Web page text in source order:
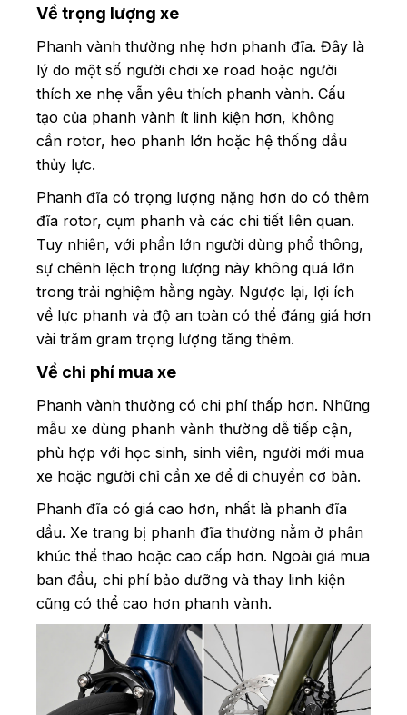
Về trọng lượng xe
Phanh vành thường nhẹ hơn phanh đĩa. Đây là
lý do một số người chơi xe road hoặc người
thích xe nhẹ vẫn yêu thích phanh vành. Cấu
tạo của phanh vành ít linh kiện hơn, không
cần rotor, heo phanh lớn hoặc hệ thống dầu
thủy lực.
Phanh đĩa có trọng lượng nặng hơn do có thêm
đĩa rotor, cụm phanh và các chi tiết liên quan.
Tuy nhiên, với phần lớn người dùng phổ thông,
sự chênh lệch trọng lượng này không quá lớn
trong trải nghiệm hằng ngày. Ngược lại, lợi ích
về lực phanh và độ an toàn có thể đáng giá hơn
vài trăm gram trọng lượng tăng thêm.
Về chi phí mua xe
Phanh vành thường có chi phí thấp hơn. Những
mẫu xe dùng phanh vành thường dễ tiếp cận,
phù hợp với học sinh, sinh viên, người mới mua
xe hoặc người chỉ cần xe để di chuyển cơ bản.
Phanh đĩa có giá cao hơn, nhất là phanh đĩa
dầu. Xe trang bị phanh đĩa thường nằm ở phân
khúc thể thao hoặc cao cấp hơn. Ngoài giá mua
ban đầu, chi phí bảo dưỡng và thay linh kiện
cũng có thể cao hơn phanh vành.